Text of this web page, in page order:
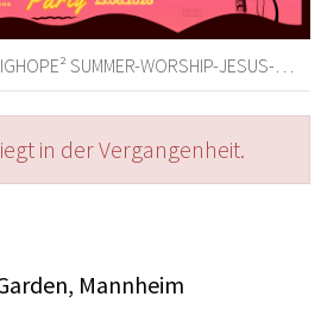
SUMMER-WORSHIP-JESUS-OPEN-AIR PARTY, Mannheim
in der Vergangenheit.
Mannheim